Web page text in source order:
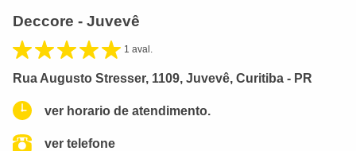
Deccore - Juvevê
1 aval.
Rua Augusto Stresser, 1109, Juvevê, Curitiba - PR
ver horario de atendimento.
ver telefone